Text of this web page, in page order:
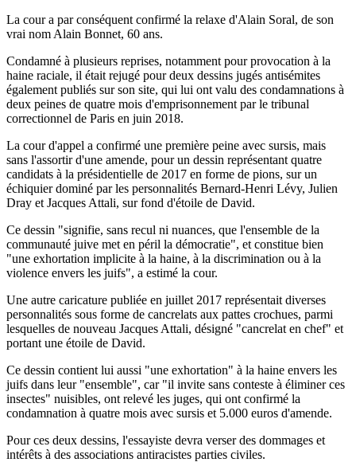
La cour a par conséquent confirmé la relaxe d'Alain Soral, de son
vrai nom Alain Bonnet, 60 ans.
Condamné à plusieurs reprises, notamment pour provocation à la
haine raciale, il était rejugé pour deux dessins jugés antisémites
également publiés sur son site, qui lui ont valu des condamnations à
deux peines de quatre mois d'emprisonnement par le tribunal
correctionnel de Paris en juin 2018.
La cour d'appel a confirmé une première peine avec sursis, mais
sans l'assortir d'une amende, pour un dessin représentant quatre
candidats à la présidentielle de 2017 en forme de pions, sur un
échiquier dominé par les personnalités Bernard-Henri Lévy, Julien
Dray et Jacques Attali, sur fond d'étoile de David.
Ce dessin "signifie, sans recul ni nuances, que l'ensemble de la
communauté juive met en péril la démocratie", et constitue bien
"une exhortation implicite à la haine, à la discrimination ou à la
violence envers les juifs", a estimé la cour.
Une autre caricature publiée en juillet 2017 représentait diverses
personnalités sous forme de cancrelats aux pattes crochues, parmi
lesquelles de nouveau Jacques Attali, désigné "cancrelat en chef" et
portant une étoile de David.
Ce dessin contient lui aussi "une exhortation" à la haine envers les
juifs dans leur "ensemble", car "il invite sans conteste à éliminer ces
insectes" nuisibles, ont relevé les juges, qui ont confirmé la
condamnation à quatre mois avec sursis et 5.000 euros d'amende.
Pour ces deux dessins, l'essayiste devra verser des dommages et
intérêts à des associations antiracistes parties civiles.